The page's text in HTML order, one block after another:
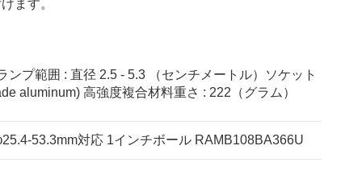
ます。
プ範囲 : 直径 2.5 - 5.3 （センチメートル）ソケット
aluminum) 高強度複合材料重さ : 222（グラム）
53.3mm対応 1インチボール RAMB108BA366U